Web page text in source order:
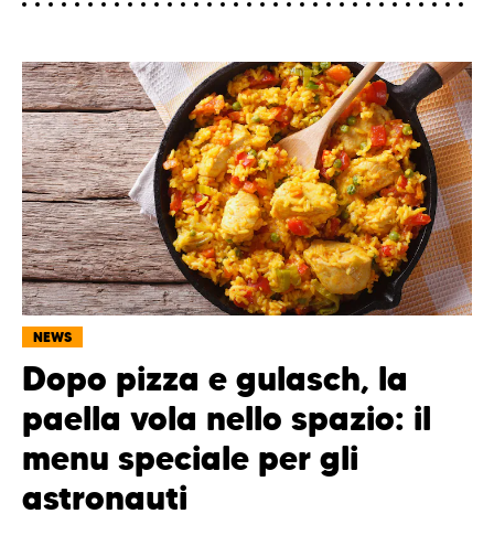
NEWS
Dopo pizza e gulasch, la
paella vola nello spazio: il
menu speciale per gli
astronauti